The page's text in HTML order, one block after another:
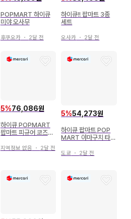
POPMART 하이큐
미야 오사무
후쿠오카・ 2달 전
하이큐!! 팝마트 3종
세트
오사카 ・ 2달 전
5%76,086원
하이큐 POPMART
팝마트 피규어 코즈메
지역정보 없음 ・ 2달 전
5%54,273원
하이큐 팝마트 POP
MART 야마구치 타다
도쿄 ・ 2달 전